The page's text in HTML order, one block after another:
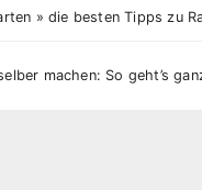
» die besten Tipps zu
machen: So geht’s